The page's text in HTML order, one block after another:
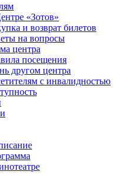
«Зотов»
и возврат билетов
на вопросы
центра
посещения
другом центра
с инвалидностью